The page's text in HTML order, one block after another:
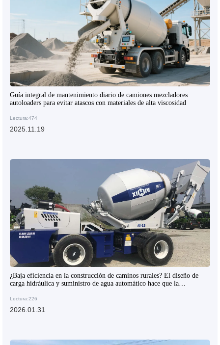
Guía integral de mantenimiento diario de camiones mezcladores
autoloaders para evitar atascos con materiales de alta viscosidad
Lectura:474
2025.11.19
¿Baja eficiencia en la construcción de caminos rurales? El diseño de
carga hidráulica y suministro de agua automático hace que la
Lectura:226
2026.01.31